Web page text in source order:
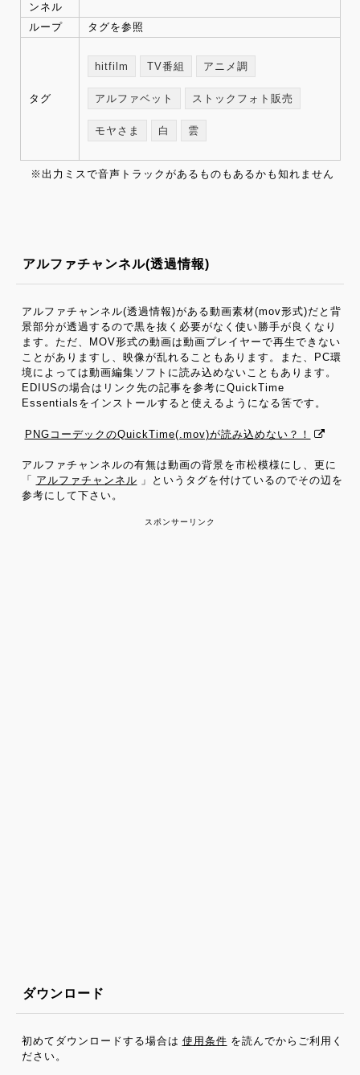
ンネル
ループ タグを参照
タグ
hitfilm TV番組 アニメ調
アルファベット ストックフォト販売
モヤさま 白 雲
※出力ミスで音声トラックがあるものもあるかも知れません
アルファチャンネル(透過情報)
アルファチャンネル(透過情報)がある動画素材(mov形式)だと背
景部分が透過するので黒を抜く必要がなく使い勝手が良くなり
ます。ただ、MOV形式の動画は動画プレイヤーで再生できない
ことがありますし、映像が乱れることもあります。また、PC環
境によっては動画編集ソフトに読み込めないこともあります。
EDIUSの場合はリンク先の記事を参考にQuickTime
Essentialsをインストールすると使えるようになる筈です。
PNGコーデックのQuickTime(.mov)が読み込めない？！
アルファチャンネルの有無は動画の背景を市松模様にし、更に
「
アルファチャンネル 」というタグを付けているのでその辺を
参考にして下さい。
ダウンロード
初めてダウンロードする場合は 使用条件 を読んでからご利用く
ださい。